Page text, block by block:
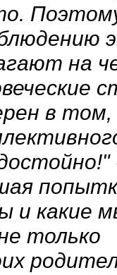
на
в
и какие
только